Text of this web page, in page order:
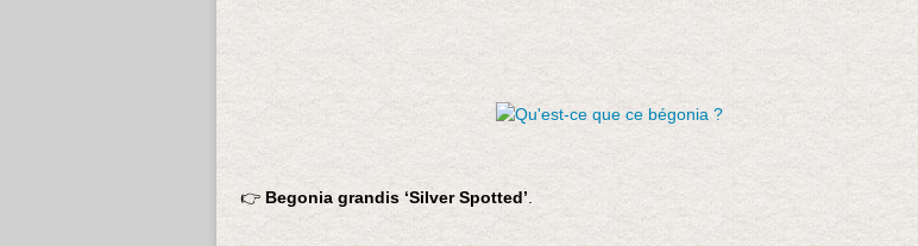
👉 Begonia grandis ‘Silver Spotted’